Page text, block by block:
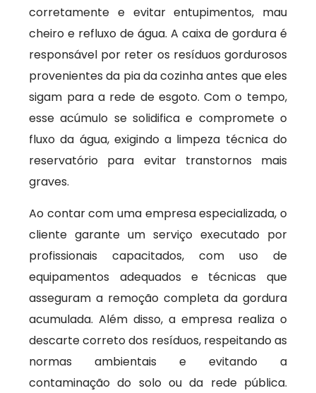
corretamente e evitar entupimentos, mau
cheiro e refluxo de água. A caixa de gordura é
responsável por reter os resíduos gordurosos
provenientes da pia da cozinha antes que eles
sigam para a rede de esgoto. Com o tempo,
esse acúmulo se solidifica e compromete o
fluxo da água, exigindo a limpeza técnica do
reservatório para evitar transtornos mais
graves.
Ao contar com uma empresa especializada, o
cliente garante um serviço executado por
profissionais capacitados, com uso de
equipamentos adequados e técnicas que
asseguram a remoção completa da gordura
acumulada. Além disso, a empresa realiza o
descarte correto dos resíduos, respeitando as
normas ambientais e evitando a
contaminação do solo ou da rede pública.